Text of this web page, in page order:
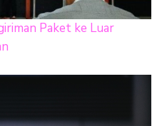
Paket ke Luar